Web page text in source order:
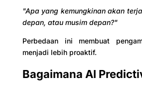
"Apa yang kemungkinan akan
depan, atau musim depan?"
Perbedaan ini membuat
menjadi lebih proaktif.
Bagaimana AI